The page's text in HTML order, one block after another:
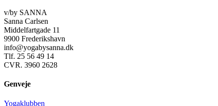
v/by SANNA
Sanna Carlsen
Middelfartgade 11
9900 Frederikshavn
info@yogabysanna.dk
Tlf. 25 56 49 14
CVR. 3960 2628
Genveje
Yogaklubben